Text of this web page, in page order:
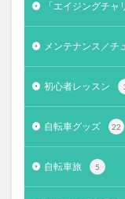
「エイジングチ
メンテナンス／チ
初心者レッスン
自転車グッズ 22
自転車旅 5